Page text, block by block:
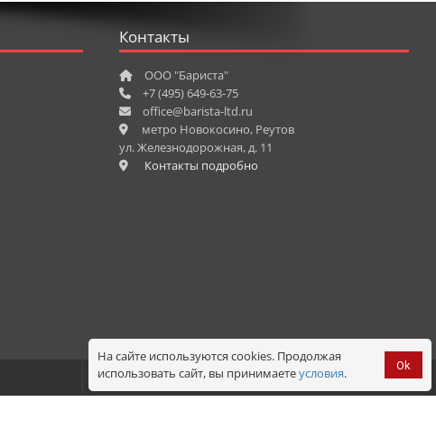
Контакты
ООО "Бариста"
+7 (495) 649-63-75
office@barista-ltd.ru
метро Новокосино, Реутов
ул. Железнодорожная, д. 11
Контакты подробно
Корзина 0 Оформитьзаказ
На сайте используются cookies. Продолжая
использовать сайт, вы принимаетеусловия. Ok